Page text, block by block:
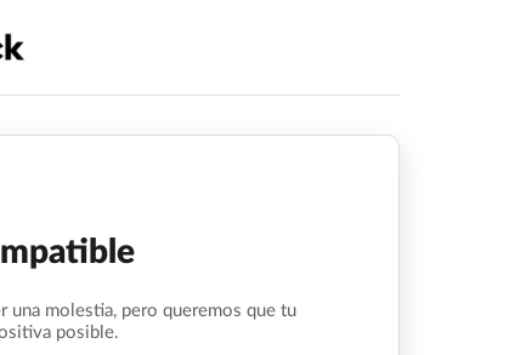
una molestia, pero queremos que tu
posible.